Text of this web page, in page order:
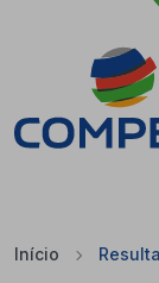
Saltar para o
Início